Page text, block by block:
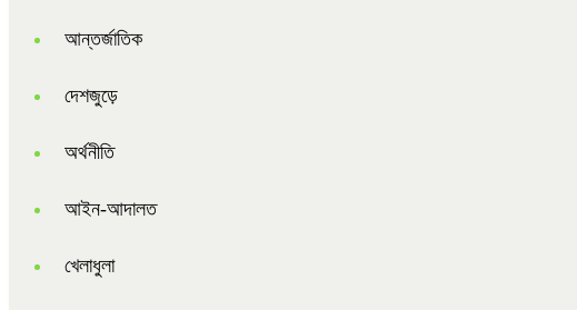
আন্তর্জাতিক
দেশজুড়ে
অর্থনীতি
আইন-আদালত
খেলাধুলা